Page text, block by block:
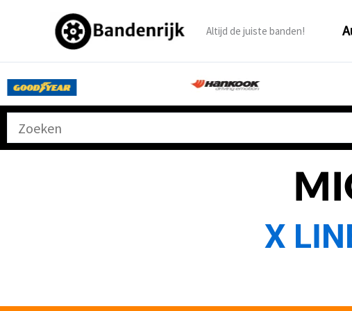
inhoud
Altijd de juiste banden!
X